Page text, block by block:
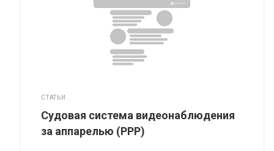
СТАТЬИ
Судовая система видеонаблюдения
за аппарелью (РРР)